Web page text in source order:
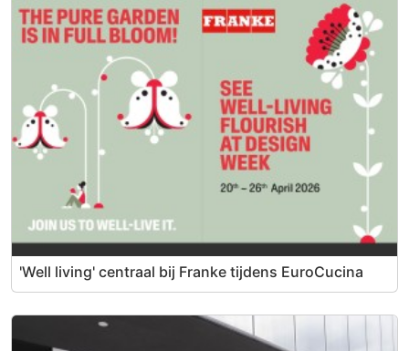
'Well living' centraal bij Franke tijdens EuroCucina